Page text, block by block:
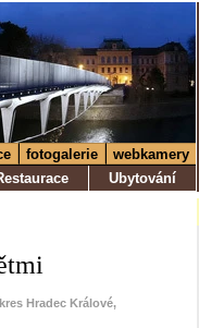
fotogalerie
webkamery
Ubytování
Hradec Králové,